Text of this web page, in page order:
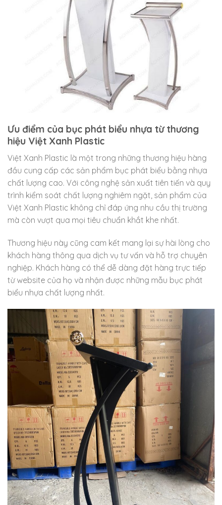
Ưu điểm của bục phát biểu nhựa từ thương
hiệu Việt Xanh Plastic
Việt Xanh Plastic là một trong những thương hiệu hàng
đầu cung cấp các sản phẩm bục phát biểu bằng nhựa
chất lượng cao. Với công nghệ sản xuất tiên tiến và quy
trình kiểm soát chất lượng nghiêm ngặt, sản phẩm của
Việt Xanh Plastic không chỉ đáp ứng nhu cầu thị trường
mà còn vượt qua mọi tiêu chuẩn khắt khe nhất.
Thương hiệu này cũng cam kết mang lại sự hài lòng cho
khách hàng thông qua dịch vụ tư vấn và hỗ trợ chuyên
nghiệp. Khách hàng có thể dễ dàng đặt hàng trực tiếp
từ website của họ và nhận được những mẫu bục phát
biểu nhựa chất lượng nhất.